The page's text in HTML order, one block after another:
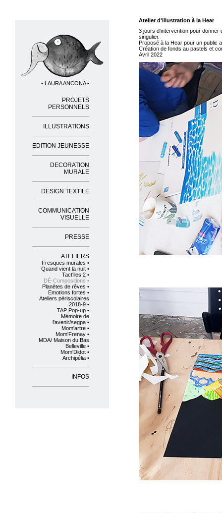
• LAURA ANCONA •
PROJETS
PERSONNELS
ILLUSTRATIONS
EDITION JEUNESSE
DECORATION
MURALE
DESIGN TEXTILE
COMMUNICATION
VISUELLE
PRESSE
ATELIERS
Fresques murales •
Quand vient la nuit •
Tact'iles 2 •
DÉ-Compositions •
Planètes de rêves •
Emotions fortes •
Ateliers périscolaires
2018-9 •
TAP Pop-up •
Mémoire de
l'avenir/segpa •
Mom'artre •
Mom'Frenay •
MDA/ Maison du Bas
Belleville •
Mom'Didot •
Archipélia •
INFOS
Atelier d'illustration à la Hear
3 jours d'intervention pour donner
singulier.
Proposé à la Hear pour un public
Création de fonds au pastels et
Avril 2022